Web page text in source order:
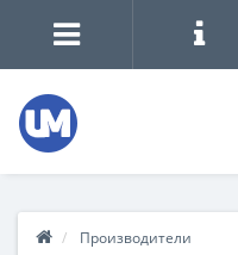
Производители